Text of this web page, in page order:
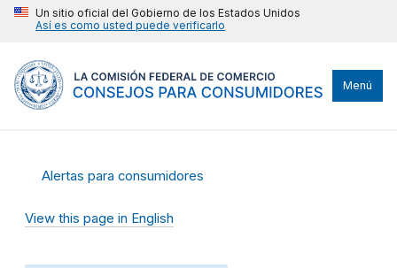
Un sitio oficial del Gobierno de los Estados Unidos
Así es como usted puede verificarlo
Menú
Alertas para consumidores
View this page in English